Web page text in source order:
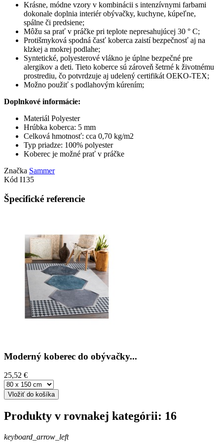
Krásne, módne vzory v kombinácii s intenzívnymi farbami
dokonale doplnia interiér obývačky, kuchyne, kúpeľne,
spálne či predsiene;
Môžu sa prať v práčke pri teplote nepresahujúcej 30 ° C;
Protišmyková spodná časť koberca zaistí bezpečnosť aj na
klzkej a mokrej podlahe;
Syntetické, polyesterové vlákno je úplne bezpečné pre
alergikov a deti. Tieto koberce sú zároveň šetrné k životnému
prostrediu, čo potvrdzuje aj udelený certifikát OEKO-TEX;
Možno použiť s podlahovým kúrením;
Doplnkové informácie:
Materiál Polyester
Hrúbka koberca: 5 mm
Celková hmotnosť: cca 0,70 kg/m2
Typ priadze: 100% polyester
Koberec je možné prať v práčke
Značka Sammer
Kód I135
Špecifické referencie
Moderný koberec do obývačky...
25,52 €
Vložiť do košíka
Produkty v rovnakej kategórii: 16
keyboard_arrow_left